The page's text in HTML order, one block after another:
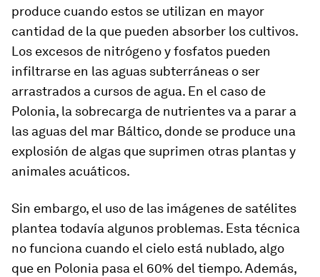
produce cuando estos se utilizan en mayor
cantidad de la que pueden absorber los cultivos.
Los excesos de nitrógeno y fosfatos pueden
infiltrarse en las aguas subterráneas o ser
arrastrados a cursos de agua. En el caso de
Polonia, la sobrecarga de nutrientes va a parar a
las aguas del mar Báltico, donde se produce una
explosión de algas que suprimen otras plantas y
animales acuáticos.
Sin embargo, el uso de las imágenes de satélites
plantea todavía algunos problemas. Esta técnica
no funciona cuando el cielo está nublado, algo
que en Polonia pasa el 60% del tiempo. Además,